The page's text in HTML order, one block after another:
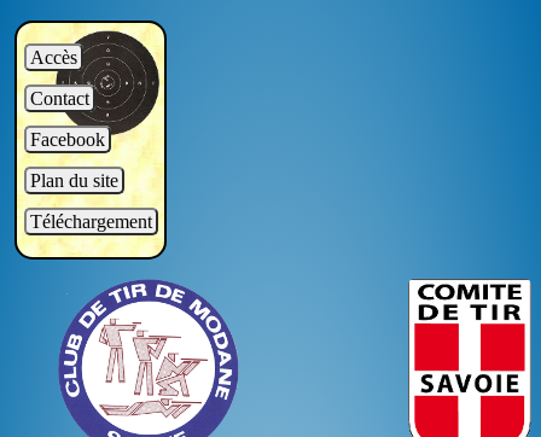
Accès
Contact
Facebook
Plan du site
Téléchargement